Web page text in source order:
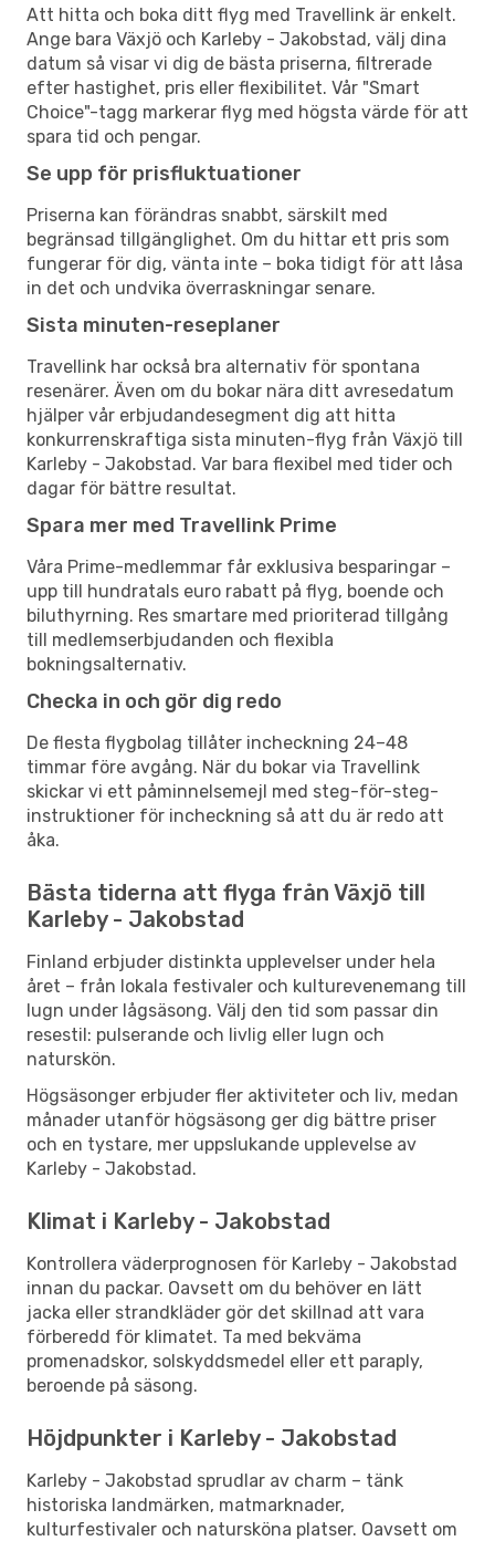
Att hitta och boka ditt flyg med Travellink är enkelt.
Ange bara Växjö och Karleby - Jakobstad, välj dina
datum så visar vi dig de bästa priserna, filtrerade
efter hastighet, pris eller flexibilitet. Vår "Smart
Choice"-tagg markerar flyg med högsta värde för att
spara tid och pengar.
Se upp för prisfluktuationer
Priserna kan förändras snabbt, särskilt med
begränsad tillgänglighet. Om du hittar ett pris som
fungerar för dig, vänta inte – boka tidigt för att låsa
in det och undvika överraskningar senare.
Sista minuten-reseplaner
Travellink har också bra alternativ för spontana
resenärer. Även om du bokar nära ditt avresedatum
hjälper vår erbjudandesegment dig att hitta
konkurrenskraftiga sista minuten-flyg från Växjö till
Karleby - Jakobstad. Var bara flexibel med tider och
dagar för bättre resultat.
Spara mer med Travellink Prime
Våra Prime-medlemmar får exklusiva besparingar –
upp till hundratals euro rabatt på flyg, boende och
biluthyrning. Res smartare med prioriterad tillgång
till medlemserbjudanden och flexibla
bokningsalternativ.
Checka in och gör dig redo
De flesta flygbolag tillåter incheckning 24–48
timmar före avgång. När du bokar via Travellink
skickar vi ett påminnelsemejl med steg-för-steg-
instruktioner för incheckning så att du är redo att
åka.
Bästa tiderna att flyga från Växjö till
Karleby - Jakobstad
Finland erbjuder distinkta upplevelser under hela
året – från lokala festivaler och kulturevenemang till
lugn under lågsäsong. Välj den tid som passar din
resestil: pulserande och livlig eller lugn och
naturskön.
Högsäsonger erbjuder fler aktiviteter och liv, medan
månader utanför högsäsong ger dig bättre priser
och en tystare, mer uppslukande upplevelse av
Karleby - Jakobstad.
Klimat i Karleby - Jakobstad
Kontrollera väderprognosen för Karleby - Jakobstad
innan du packar. Oavsett om du behöver en lätt
jacka eller strandkläder gör det skillnad att vara
förberedd för klimatet. Ta med bekväma
promenadskor, solskyddsmedel eller ett paraply,
beroende på säsong.
Höjdpunkter i Karleby - Jakobstad
Karleby - Jakobstad sprudlar av charm – tänk
historiska landmärken, matmarknader,
kulturfestivaler och natursköna platser. Oavsett om